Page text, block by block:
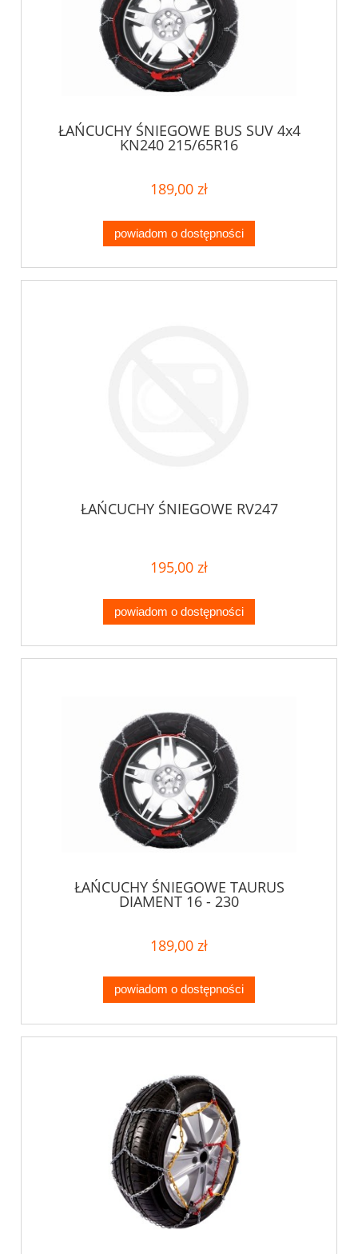
ŁAŃCUCHY ŚNIEGOWE BUS SUV 4x4
KN240 215/65R16
189,00 zł
powiadom o dostępności
ŁAŃCUCHY ŚNIEGOWE RV247
195,00 zł
powiadom o dostępności
ŁAŃCUCHY ŚNIEGOWE TAURUS
DIAMENT 16 - 230
189,00 zł
powiadom o dostępności